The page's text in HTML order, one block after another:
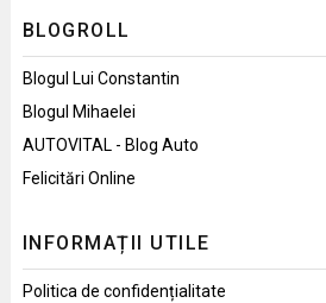
BLOGROLL
Blogul Lui Constantin
Blogul Mihaelei
AUTOVITAL - Blog Auto
Felicitări Online
INFORMAȚII UTILE
Politica de confidențialitate